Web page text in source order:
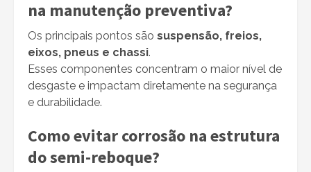
na manutenção preventiva?
Os principais pontos são suspensão, freios,
eixos, pneus e chassi.
Esses componentes concentram o maior nível de
desgaste e impactam diretamente na segurança
e durabilidade.
Como evitar corrosão na estrutura
do semi-reboque?